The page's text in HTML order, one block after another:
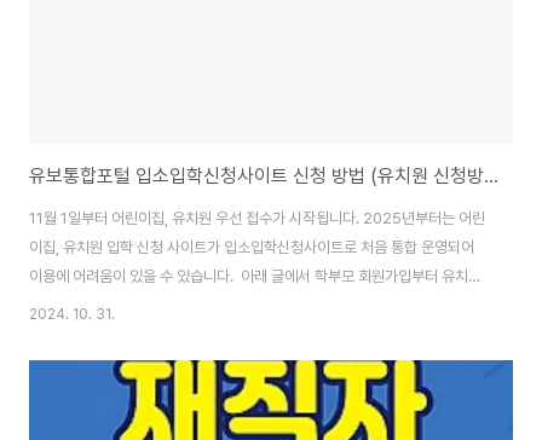
유보통합포털 입소입학신청사이트 신청 방법 (유치원 신청방법)
11월 1일부터 어린이집, 유치원 우선 접수가 시작됩니다. 2025년부터는 어린
이집, 유치원 입학 신청 사이트가 입소입학신청사이트로 처음 통합 운영되어
이용에 어려움이 있을 수 있습니다. 아래 글에서 학부모 회원가입부터 유치원
신청 방법, 일정까지 정리해 보았으니 꼭 읽어 보시고 신청하시길 추천드립니
바랍니다. 입소입학 신청 바로가기 👆 1. 입소입학신청사이트(유보통합포
털) 2025학년부터는 어린이집, 유치원 입학 신청이 한 사이트로 통합되어
운영되어서 처음 학교로 홈페이지에서 신청을 할 수가 없습니다. 처음학교로
2024. 10. 31.